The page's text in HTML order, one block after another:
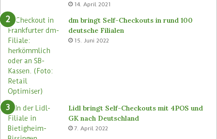
14. April 2021
dm bringt Self-Checkouts in rund 100
deutsche Filialen
15. Juni 2022
Lidl bringt Self-Checkouts mit 4POS und
GK nach Deutschland
7. April 2022